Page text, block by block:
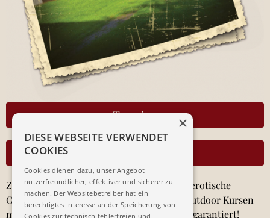
Termine
Zum Junggesellen-Abschied wollt Ihr eine erotische
Collage malen oder basteln? Bei unseren outdoor Kursen
mit einem Glas Sommerbowle ist der Spaß garantiert!
DIESE WEBSEITE VERWENDET
COOKIES
Cookies dienen dazu, unser Angebot
nutzerfreundlicher, effektiver und sicherer zu
machen. Der Websitebetreiber hat ein
berechtigtes Interesse an der Speicherung von
Cookies zur technisch fehlerfreien und
×